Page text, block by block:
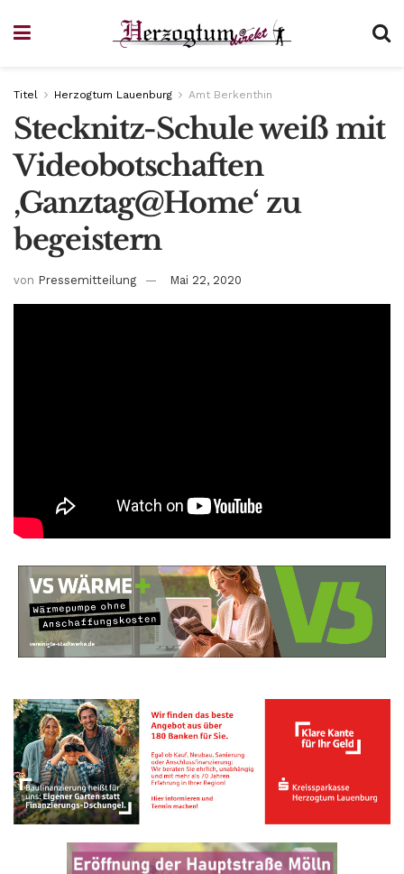
Titel Herzogtum Lauenburg Amt Berkenthin
Stecknitz-Schule weiß mit
Videobotschaften
‚Ganztag@Home‘ zu
begeistern
von Pressemitteilung Mai 22, 2020